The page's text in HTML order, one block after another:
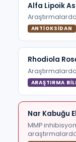
Alfa Lipoik
ANTIOKSIDAN
Rhodiola
ARAŞTIRMA
Nar Kabuğu
MMP